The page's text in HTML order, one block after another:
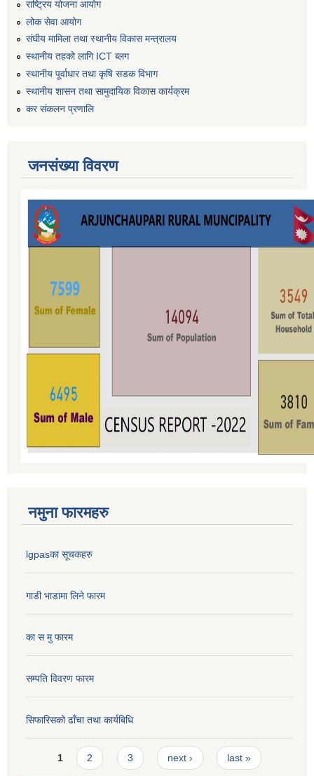
राष्ट्रिय योजना आयोग
लोक सेवा आयोग
संघीय मामिला तथा स्थानीय विकास मन्त्रालय
स्थानीय तहको लागि ICT ब्लग
स्थानीय पूर्वाधार तथा कृषि सडक विभाग
स्थानीय शासन तथा सामुदायिक विकास कार्यक्रम
कर स‌ंकलन प्रणालि
जनसंख्या विवरण
नमुना फारमहरु
lgpasका सूचकहरु
गाडी भाडामा लिने फारम
का स मु फारम
सम्पति विवरण फारम
सिफारिसको ढाँचा तथा कार्यबिधि
Pages
1 2 3 next › last »